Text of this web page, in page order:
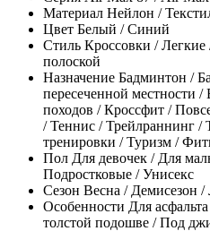
Материал Нейлон /
Цвет Белый / Синий
Стиль Кроссовки /
полоской
Назначение Бадминтон /
пересеченной местности
походов / Кроссфит /
/ Теннис / Трейлраннинг /
тренировки / Туризм /
Пол Для девочек / Для
Подростковые / Унисекс
Сезон Весна / Демисезон /
Особенности Для
толстой подошве / Под